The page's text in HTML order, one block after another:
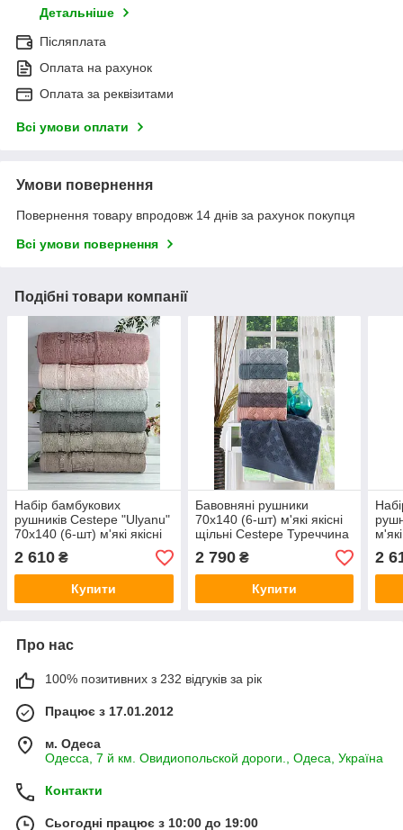
Детальніше
Післяплата
Оплата на рахунок
Оплата за реквізитами
Всі умови оплати
Умови повернення
Повернення товару впродовж 14 днів за рахунок покупця
Всі умови повернення
Подібні товари компанії
Набір бамбукових
рушників Cestepe "Ulyanu"
70x140 (6-шт) м'які якісні
2 610 ₴
Купити
Бавовняні рушники
70x140 (6-шт) м'які якісні
щільні Cestepe Туреччина
2 790₴
Купити
2
Про нас
100% позитивних з 232 відгуків за рік
Працює з 17.01.2012
м. Одеса
Одесса, 7 й км. Овидиопольской дороги., Одеса, Україна
Контакти
Сьогодні працює з 10:00 до 19:00